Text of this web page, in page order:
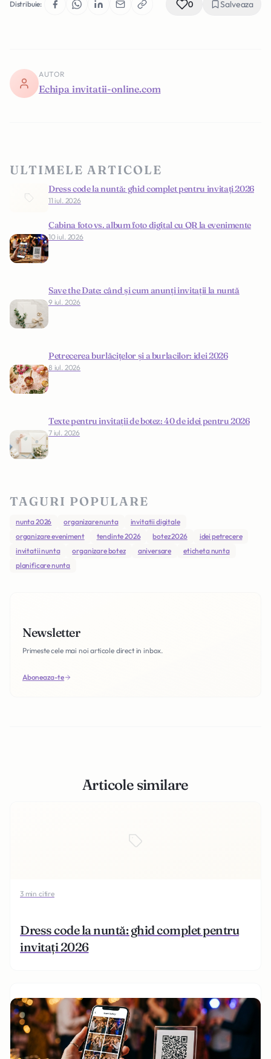
Distribuie: 0 Salveaza
AUTOR
Echipa invitatii-online.com
ULTIMELE ARTICOLE
Dress code la nuntă: ghid complet pentru invitați 2026
11 iul. 2026
Cabina foto vs. album foto digital cu QR la evenimente
10 iul. 2026
Save the Date: când și cum anunți invitații la nuntă
9 iul. 2026
Petrecerea burlăcițelor și a burlacilor: idei 2026
8 iul. 2026
Texte pentru invitații de botez: 40 de idei pentru 2026
7 iul. 2026
TAGURI POPULARE
nunta 2026 organizare nunta
invitatii digitale
organizare eveniment
tendinte 2026 botez 2026
idei petrecere
invitatii nunta
organizare botez aniversare
eticheta nunta
planificare nunta
Newsletter
Primeste cele mai noi articole direct in inbox.
Aboneaza-te
Articole similare
3 min citire
Dress code la nuntă: ghid complet pentru
invitați 2026